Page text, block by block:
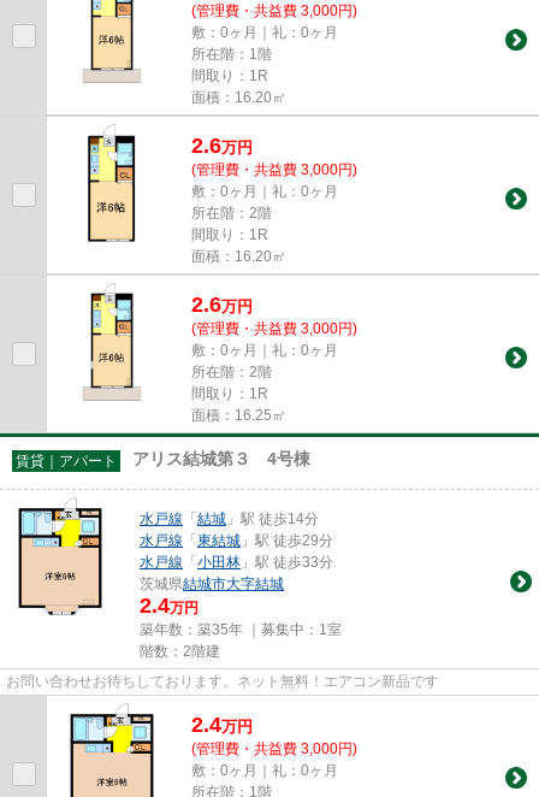
(管理費・共益費 3,000円)
敷：0ヶ月｜礼：0ヶ月
所在階：1階
間取り：1R
面積：16.20㎡
2.6万円
(管理費・共益費 3,000円)
敷：0ヶ月｜礼：0ヶ月
所在階：2階
間取り：1R
面積：16.20㎡
2.6万円
(管理費・共益費 3,000円)
敷：0ヶ月｜礼：0ヶ月
所在階：2階
間取り：1R
面積：16.25㎡
賃貸｜アパート アリス結城第３ 4号棟
水戸線 「結城 」駅 徒歩14分
水戸線 「東結城 」駅 徒歩29分
水戸線 「小田林 」駅 徒歩33分
茨城県結城市大字結城
2.4万円
築年数：築35年 ｜募集中： 1室
階数：2階建
お問い合わせお待ちしております。ネット無料！エアコン新品です
2.4万円
(管理費・共益費 3,000円)
敷：0ヶ月｜礼：0ヶ月
所在階：1階